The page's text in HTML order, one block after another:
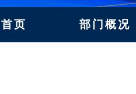
页 部门概况